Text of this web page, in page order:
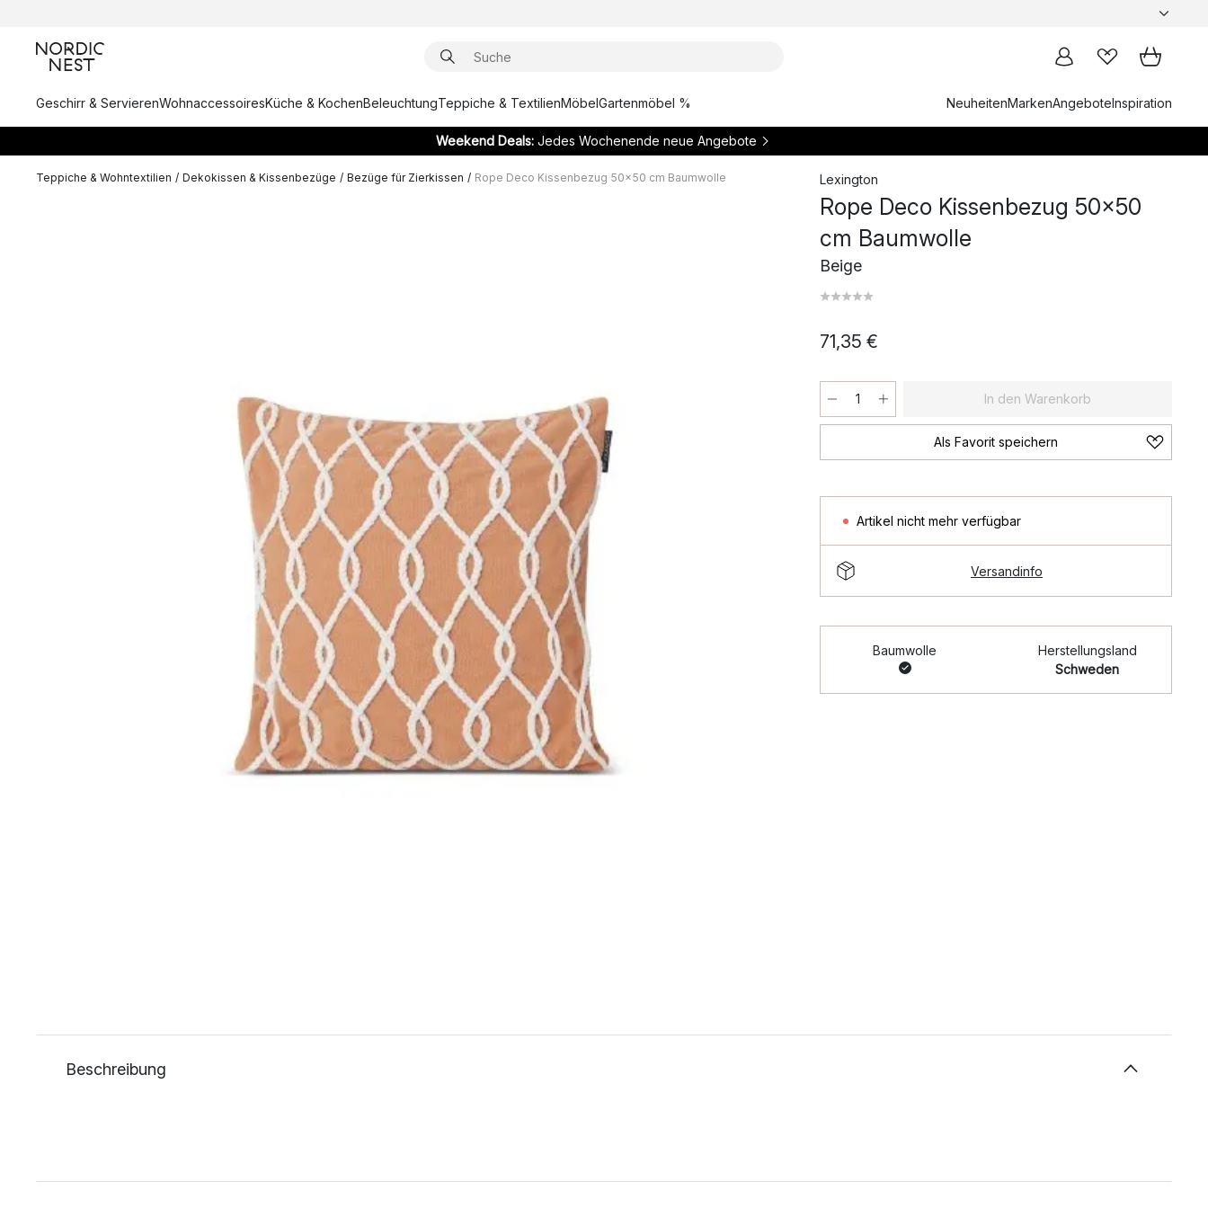
Geschirr & ServierenWohnaccessoiresKüche & KochenBeleuchtungTeppiche & TextilienMöbelGartenmöbel % NeuheitenMarkenAngeboteInspiration
Weekend Deals:Jedes Wochenende neue Angebote
Teppiche & Wohntextilien / Dekokissen & Kissenbezüge / Bezüge für Zierkissen / Rope Deco Kissenbezug 50x50 cm Baumwolle Lexington
Rope Deco Kissenbezug 50x50
cm Baumwolle
Beige
71,35 €
In den Warenkorb
Als Favorit speichern
Artikel nicht mehr verfügbar
Versandinfo
Baumwolle
Herstellungsland
Schweden
Beschreibung